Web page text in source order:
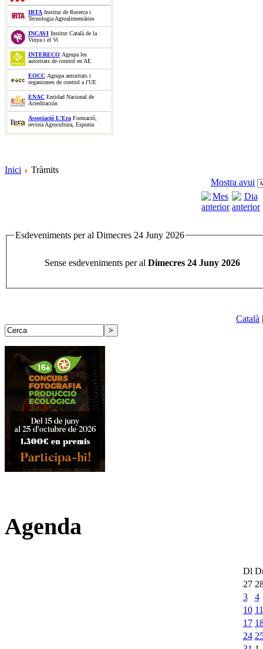
IRTA Institut de Recerca i
Tecnologia Agroalimentàries
INCAVI Institut Català de la
Vinya i el Vi
INTERECO Agrupa les
autoritats de control en AE
EOCC Agrupa autoritats i
organismes de control a l'UE
ENAC Entidad Nacional de
Acreditación
Associació L'Era Formació,
revista Agrocultura, Esporus
Inici
Tràmits
Mostra avui
Esdeveniments per al Dimecres 24 Juny 2026
Sense esdeveniments per al Dimecres 24 Juny 2026
Català
Agenda
Dl
27
3
4
10 11
17
24